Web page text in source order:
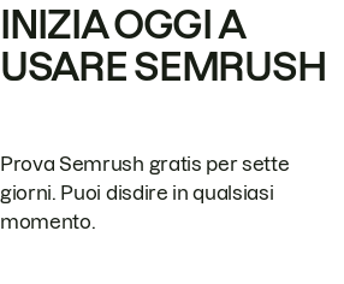
INIZIA OGGI A
USARE SEMRUSH
Prova Semrush gratis per sette
giorni. Puoi disdire in qualsiasi
momento.